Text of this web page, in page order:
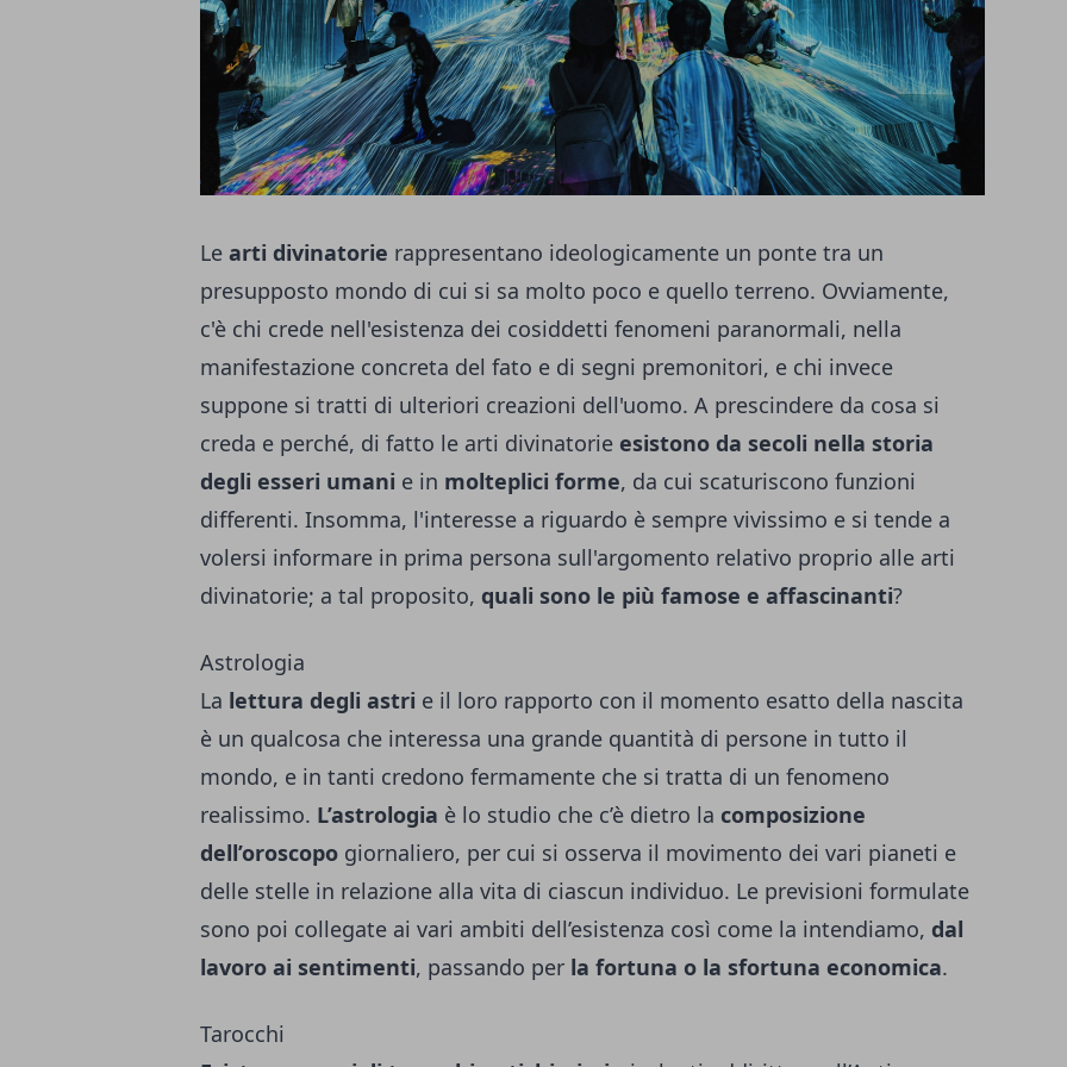
Le arti divinatorie rappresentano ideologicamente un ponte tra un
presupposto mondo di cui si sa molto poco e quello terreno. Ovviamente,
c'è chi crede nell'esistenza dei cosiddetti fenomeni paranormali, nella
manifestazione concreta del fato e di segni premonitori, e chi invece
suppone si tratti di ulteriori creazioni dell'uomo. A prescindere da cosa si
creda e perché, di fatto le arti divinatorie esistono da secoli nella storia
degli esseri umani e in molteplici forme, da cui scaturiscono funzioni
differenti. Insomma, l'interesse a riguardo è sempre vivissimo e si tende a
volersi informare in prima persona sull'argomento relativo proprio alle arti
divinatorie; a tal proposito, quali sono le più famose e affascinanti?
Astrologia
La lettura degli astri e il loro rapporto con il momento esatto della nascita
è un qualcosa che interessa una grande quantità di persone in tutto il
mondo, e in tanti credono fermamente che si tratta di un fenomeno
realissimo. L’astrologia è lo studio che c’è dietro la composizione
dell’oroscopo giornaliero, per cui si osserva il movimento dei vari pianeti e
delle stelle in relazione alla vita di ciascun individuo. Le previsioni formulate
sono poi collegate ai vari ambiti dell’esistenza così come la intendiamo, dal
lavoro ai sentimenti, passando per la fortuna o la sfortuna economica.
Tarocchi